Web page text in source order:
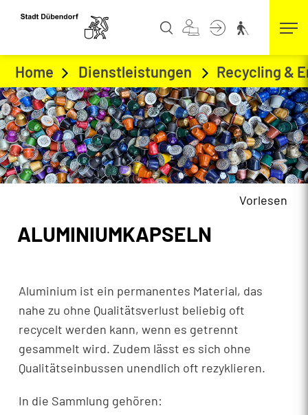
Kopfzeile
Vorlesen
Home Dienstleistungen
Recycling &
Abfallarten(ausgewählt)
Inhalt
ALUMINIUMKAPSELN
Aluminium ist ein permanentes Material, das
nahe zu ohne Qualitätsverlust beliebig oft
recycelt werden kann, wenn es getrennt
gesammelt wird. Zudem lässt es sich ohne
Qualitätseinbussen unendlich oft rezyklieren.
In die Sammlung gehören: